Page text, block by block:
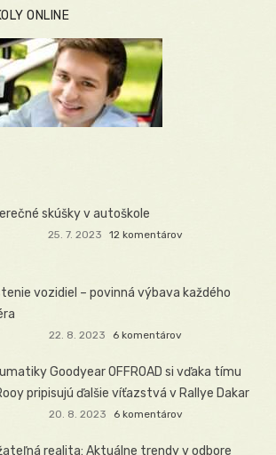
ONLINE
skúšky v autoškole
25. 7. 2023 12 komentárov
vozidiel – povinná výbava každého
22. 8. 2023 6 komentárov
Goodyear OFFROAD si vďaka tímu
pripisujú ďalšie víťazstvá v Rallye Dakar
20. 8. 2023 6 komentárov
realita: Aktuálne trendy v odbore